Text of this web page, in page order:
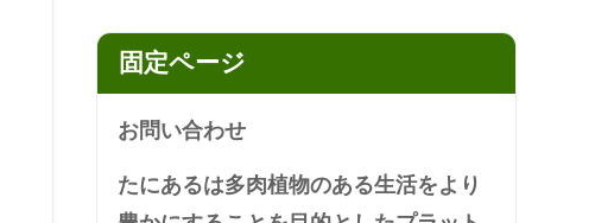
固定ページ
お問い合わせ
たにあるは多肉植物のある生活をより